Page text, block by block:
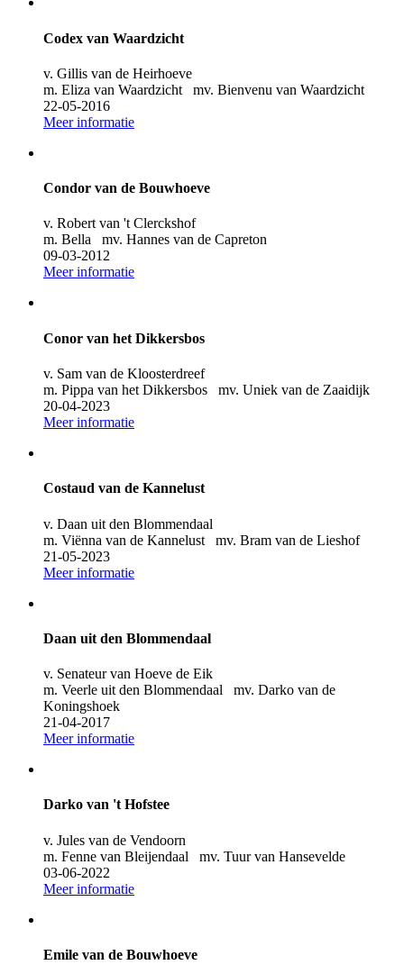
Codex van Waardzicht
v. Gillis van de Heirhoeve
m. Eliza van Waardzicht mv. Bienvenu van Waardzicht
22-05-2016
Meer informatie
Condor van de Bouwhoeve
v. Robert van 't Clerckshof
m. Bella mv. Hannes van de Capreton
09-03-2012
Meer informatie
Conor van het Dikkersbos
v. Sam van de Kloosterdreef
m. Pippa van het Dikkersbos mv. Uniek van de Zaaidijk
20-04-2023
Meer informatie
Costaud van de Kannelust
v. Daan uit den Blommendaal
m. Viënna van de Kannelust mv. Bram van de Lieshof
21-05-2023
Meer informatie
Daan uit den Blommendaal
v. Senateur van Hoeve de Eik
m. Veerle uit den Blommendaal mv. Darko van de
Koningshoek
21-04-2017
Meer informatie
Darko van 't Hofstee
v. Jules van de Vendoorn
m. Fenne van Bleijendaal mv. Tuur van Hansevelde
03-06-2022
Meer informatie
Emile van de Bouwhoeve